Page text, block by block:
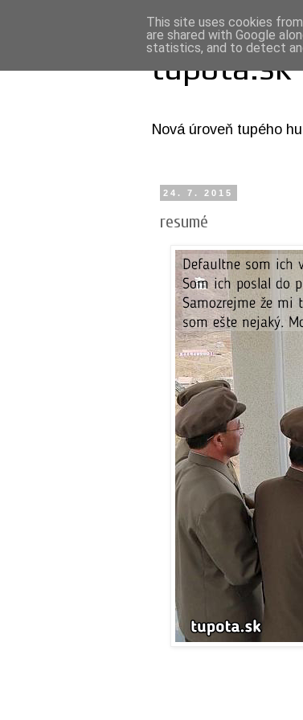
tupota.sk
Nová úroveň tupého
24. 7. 2015
resumé
This site uses cookies
are shared with Google
statistics, and to detect